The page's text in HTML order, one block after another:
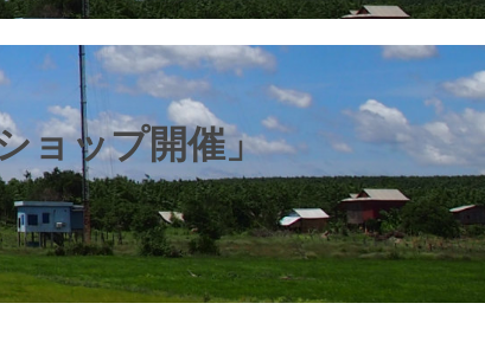
ョップ開催」